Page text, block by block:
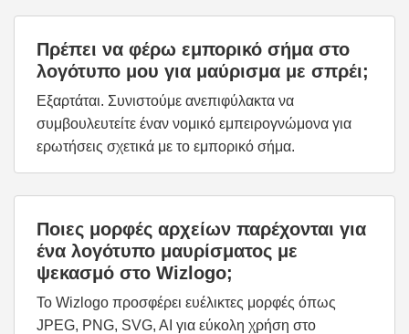
Πρέπει να φέρω εμπορικό σήμα στο
λογότυπο μου για μαύρισμα με σπρέι;
Εξαρτάται. Συνιστούμε ανεπιφύλακτα να
συμβουλευτείτε έναν νομικό εμπειρογνώμονα για
ερωτήσεις σχετικά με το εμπορικό σήμα.
Ποιες μορφές αρχείων παρέχονται για
ένα λογότυπο μαυρίσματος με
ψεκασμό στο Wizlogo;
Το Wizlogo προσφέρει ευέλικτες μορφές όπως
JPEG, PNG, SVG, AI για εύκολη χρήση στο